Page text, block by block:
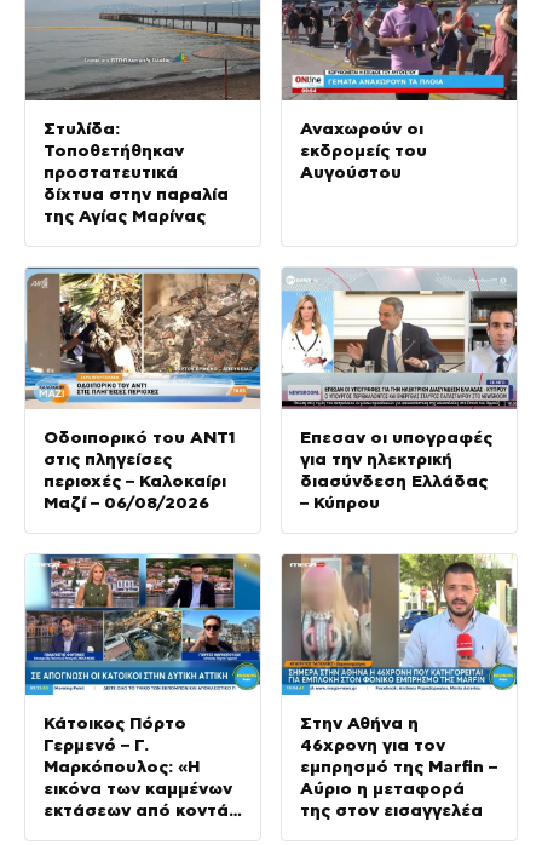
Στυλίδα:
Τοποθετήθηκαν
προστατευτικά
δίχτυα στην παραλία
της Αγίας Μαρίνας
Αναχωρούν οι
εκδρομείς του
Αυγούστου
Οδοιπορικό του ΑΝΤ1
στις πληγείσες
περιοχές – Καλοκαίρι
Μαζί – 06/08/2026
Έπεσαν οι υπογραφές
για την ηλεκτρική
διασύνδεση Ελλάδας
– Κύπρου
Κάτοικος Πόρτο
Γερμενό – Γ.
Μαρκόπουλος: «Η
εικόνα των καμμένων
εκτάσεων από κοντά
Στην Αθήνα η
46χρονη για τον
εμπρησμό της Marfin –
Αύριο η μεταφορά
της στον εισαγγελέα